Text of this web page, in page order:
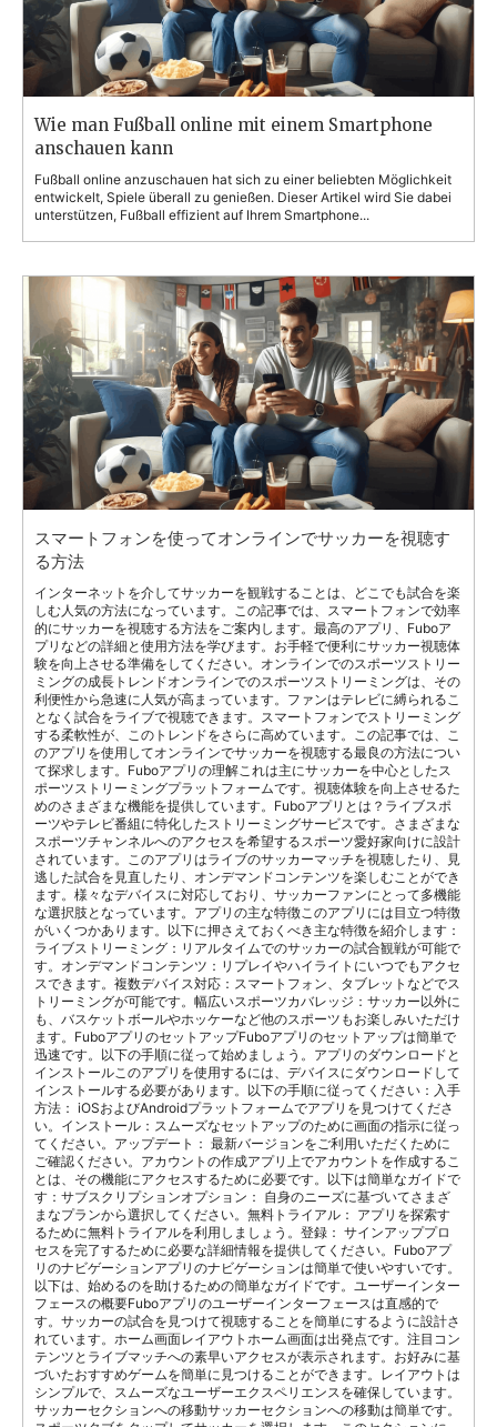
Wie man Fußball online mit einem Smartphone
anschauen kann
Fußball online anzuschauen hat sich zu einer beliebten Möglichkeit
entwickelt, Spiele überall zu genießen. Dieser Artikel wird Sie dabei
unterstützen, Fußball effizient auf Ihrem Smartphone...
スマートフォンを使ってオンラインでサッカーを視聴す
る方法
インターネットを介してサッカーを観戦することは、どこでも試合を楽
しむ人気の方法になっています。この記事では、スマートフォンで効率
的にサッカーを視聴する方法をご案内します。最高のアプリ、Fuboア
プリなどの詳細と使用方法を学びます。お手軽で便利にサッカー視聴体
験を向上させる準備をしてください。オンラインでのスポーツストリー
ミングの成長トレンドオンラインでのスポーツストリーミングは、その
利便性から急速に人気が高まっています。ファンはテレビに縛られるこ
となく試合をライブで視聴できます。スマートフォンでストリーミング
する柔軟性が、このトレンドをさらに高めています。この記事では、こ
のアプリを使用してオンラインでサッカーを視聴する最良の方法につい
て探求します。Fuboアプリの理解これは主にサッカーを中心としたス
ポーツストリーミングプラットフォームです。視聴体験を向上させるた
めのさまざまな機能を提供しています。Fuboアプリとは？ライブスポ
ーツやテレビ番組に特化したストリーミングサービスです。さまざまな
スポーツチャンネルへのアクセスを希望するスポーツ愛好家向けに設計
されています。このアプリはライブのサッカーマッチを視聴したり、見
逃した試合を見直したり、オンデマンドコンテンツを楽しむことができ
ます。様々なデバイスに対応しており、サッカーファンにとって多機能
な選択肢となっています。アプリの主な特徴このアプリには目立つ特徴
がいくつかあります。以下に押さえておくべき主な特徴を紹介します：
ライブストリーミング：リアルタイムでのサッカーの試合観戦が可能で
す。オンデマンドコンテンツ：リプレイやハイライトにいつでもアクセ
スできます。複数デバイス対応：スマートフォン、タブレットなどでス
トリーミングが可能です。幅広いスポーツカバレッジ：サッカー以外に
も、バスケットボールやホッケーなど他のスポーツもお楽しみいただけ
ます。FuboアプリのセットアップFuboアプリのセットアップは簡単で
迅速です。以下の手順に従って始めましょう。アプリのダウンロードと
インストールこのアプリを使用するには、デバイスにダウンロードして
インストールする必要があります。以下の手順に従ってください：入手
方法： iOSおよびAndroidプラットフォームでアプリを見つけてくださ
い。インストール：スムーズなセットアップのために画面の指示に従っ
てください。アップデート： 最新バージョンをご利用いただくために
ご確認ください。アカウントの作成アプリ上でアカウントを作成するこ
とは、その機能にアクセスするために必要です。以下は簡単なガイドで
す：サブスクリプションオプション： 自身のニーズに基づいてさまざ
まなプランから選択してください。無料トライアル： アプリを探索す
るために無料トライアルを利用しましょう。登録： サインアッププロ
セスを完了するために必要な詳細情報を提供してください。Fuboアプ
リのナビゲーションアプリのナビゲーションは簡単で使いやすいです。
以下は、始めるのを助けるための簡単なガイドです。ユーザーインター
フェースの概要Fuboアプリのユーザーインターフェースは直感的で
す。サッカーの試合を見つけて視聴することを簡単にするように設計さ
れています。ホーム画面レイアウトホーム画面は出発点です。注目コン
テンツとライブマッチへの素早いアクセスが表示されます。お好みに基
づいたおすすめゲームを簡単に見つけることができます。レイアウトは
シンプルで、スムーズなユーザーエクスペリエンスを確保しています。
サッカーセクションへの移動サッカーセクションへの移動は簡単です。